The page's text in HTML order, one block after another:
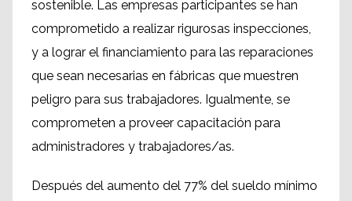
sostenible. Las empresas participantes se han
comprometido a realizar rigurosas inspecciones,
y a lograr el financiamiento para las reparaciones
que sean necesarias en fábricas que muestren
peligro para sus trabajadores. Igualmente, se
comprometen a proveer capacitación para
administradores y trabajadores/as.
Después del aumento del 77% del sueldo mínimo